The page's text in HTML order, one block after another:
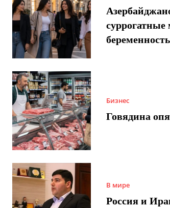
суррогатные
Бизнес
Говядина
В мире
Россия и